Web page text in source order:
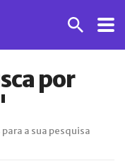
por
a sua pesquisa